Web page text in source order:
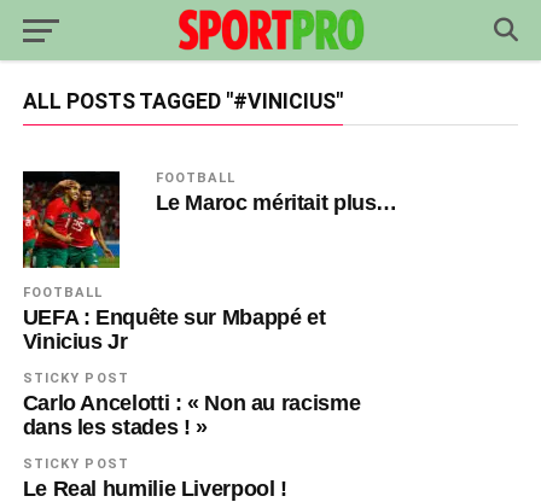
ALL POSTS TAGGED "#VINICIUS"
FOOTBALL
Le Maroc méritait plus…
FOOTBALL
UEFA : Enquête sur Mbappé et
Vinicius Jr
STICKY POST
Carlo Ancelotti : « Non au racisme
dans les stades ! »
STICKY POST
Le Real humilie Liverpool !